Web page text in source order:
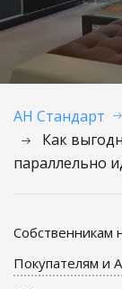
АН Стандарт
Как
параллельно
Собственникам
Покупателям и